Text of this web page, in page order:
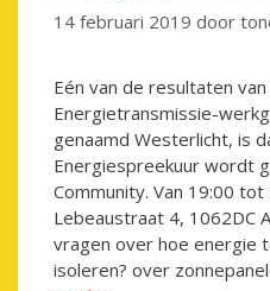
14 februari 2019 door
Eén van de resultaten
Energietransmissie-
genaamd Westerlicht, is
Energiespreekuur wordt
Community. Van 19:00 tot
Lebeaustraat 4, 1062DC
vragen over hoe energie
isoleren? over